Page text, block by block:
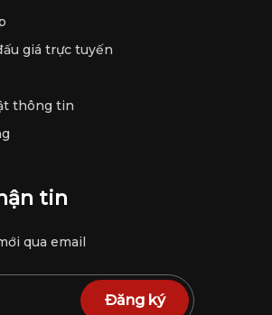
giá trực tuyến
thông tin
tin
qua email
Đăng ký